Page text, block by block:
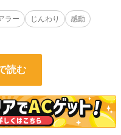
言で大きく色を変え、形を変え
の空の下、私は大きく息を吸っ
ような音が、本当の私を身体の
。
きみは、私の心をまるごとすく
ラー じんわり
感動
読む